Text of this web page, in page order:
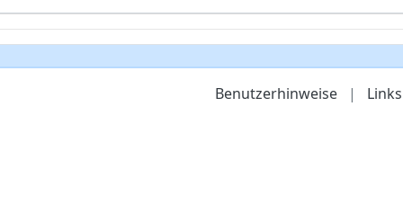
Benutzerhinweise | Links